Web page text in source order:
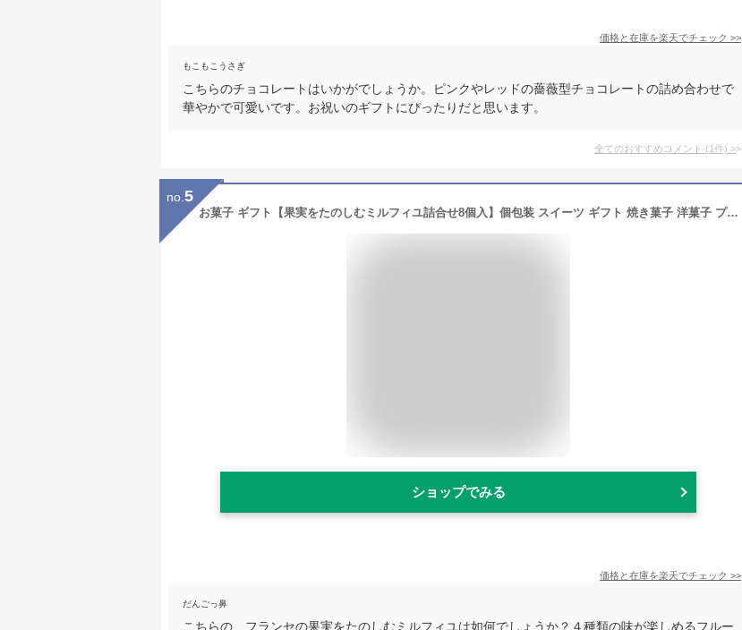
価格と在庫を楽天でチェック >>
もこもこうさぎ
こちらのチョコレートはいかがでしょうか。ピンクやレッドの薔薇型チョコレートの詰め合わせで
華やかで可愛いです。お祝いのギフトにぴったりだと思います。
全てのおすすめコメント (1件) >
no. 5
お菓子 ギフト【果実をたのしむミルフィユ詰合せ8個入】個包装 スイーツ ギフト 焼き菓子 洋菓子 プレゼント ミルフィユ 職場 退職 お礼 内祝い お返し お祝い 結婚祝い 出産祝い 東京 お土産 手土産 菓子折り 可愛い フランセ 母の日
ショップでみる
価格と在庫を楽天でチェック >>
だんごっ鼻
こちらの、フランセの果実をたのしむミルフィユは如何でしょうか？４種類の味が楽しめるフルー